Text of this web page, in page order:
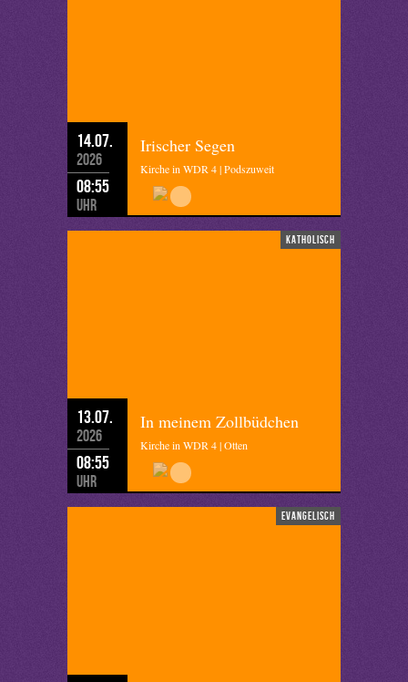
14.07.
2026
08:55
Uhr
Irischer Segen
Kirche in WDR 4 | Podszuweit
katholisch
13.07.
2026
08:55
Uhr
In meinem Zollbüdchen
Kirche in WDR 4 | Otten
evangelisch